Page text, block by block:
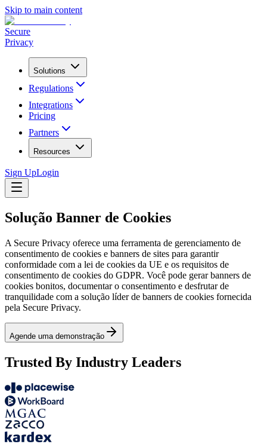
Skip to main content
Secure
Privacy
Solutions
Regulations
Integrations
Pricing
Partners
Resources
Sign UpLogin
Solução Banner de Cookies
A Secure Privacy oferece uma ferramenta de gerenciamento de
consentimento de cookies e banners de sites para garantir
conformidade com a lei de cookies da UE e os requisitos de
consentimento de cookies do GDPR. Você pode gerar banners de
cookies bonitos, documentar o consentimento e desfrutar de
tranquilidade com a solução líder de banners de cookies fornecida
pela Secure Privacy.
Agende uma demonstração
Trusted By Industry Leaders